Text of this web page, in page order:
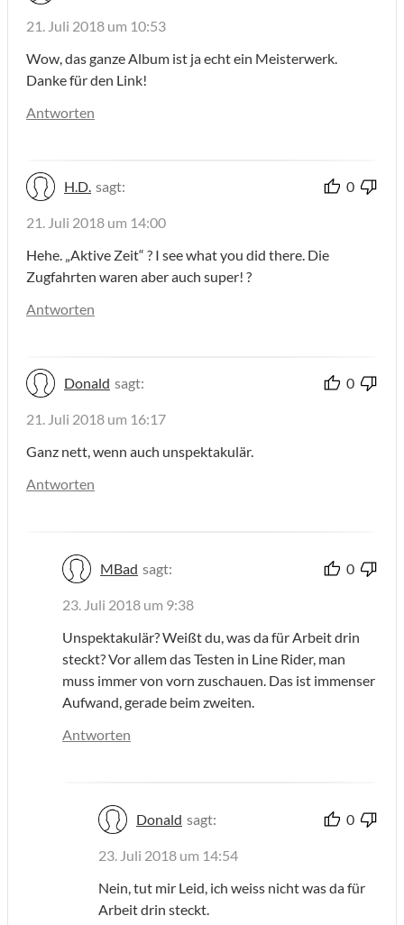
21. Juli 2018 um 10:53
Wow, das ganze Album ist ja echt ein Meisterwerk.
Danke für den Link!
Antworten
H.D. sagt: 0
21. Juli 2018 um 14:00
Hehe. „Aktive Zeit“ ? I see what you did there. Die
Zugfahrten waren aber auch super! ?
Antworten
Donald sagt: 0
21. Juli 2018 um 16:17
Ganz nett, wenn auch unspektakulär.
Antworten
MBad sagt: 0
23. Juli 2018 um 9:38
Unspektakulär? Weißt du, was da für Arbeit drin
steckt? Vor allem das Testen in Line Rider, man
muss immer von vorn zuschauen. Das ist immenser
Aufwand, gerade beim zweiten.
Antworten
Donald sagt: 0
23. Juli 2018 um 14:54
Nein, tut mir Leid, ich weiss nicht was da für
Arbeit drin steckt.